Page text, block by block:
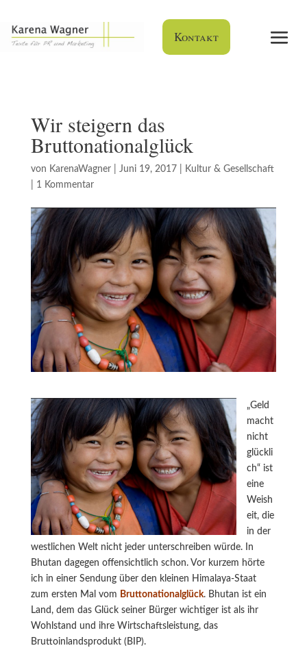
Kontakt
Wir steigern das
Bruttonationalglück
von KarenaWagner| Juni 19, 2017
Kultur & Gesellschaft
1 Kommentar
„Geld
macht
nicht
glückli
ch“ ist
eine
Weish
eit, die
in der
westlichen Welt nicht jeder unterschreiben würde. In
Bhutan dagegen offensichtlich schon. Vor kurzem hörte
ich in einer Sendung über den kleinen Himalaya-Staat
zum ersten Mal vom Bruttonationalglück. Bhutan ist ein
Land, dem das Glück seiner Bürger wichtiger ist als ihr
Wohlstand und ihre Wirtschaftsleistung, das
Bruttoinlandsprodukt (BIP).